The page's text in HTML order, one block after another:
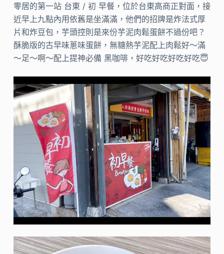
零居的第一站 台東 / 初 早餐，位於台東高商正對面，接
近早上九點內用依舊是坐滿滿，他們的招牌是炸法式厚
片和炸豆包，芋頭控則是來份芋泥肉鬆蛋餅不過份吧？
酥脆版的古早味蔥味蛋餅，無糖熱芋泥配上肉鬆好～滿
～足～啊～配上提神必備 黑咖啡，好吃好吃好吃好吃😇